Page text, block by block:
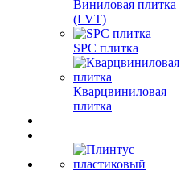
Виниловая плитка
(LVT)
SPC плитка
Кварцвиниловая
плитка